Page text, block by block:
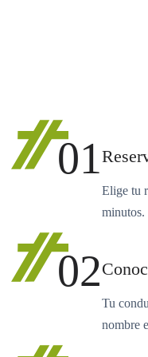
01
Elige tu
minutos.
02
Tu
nombre